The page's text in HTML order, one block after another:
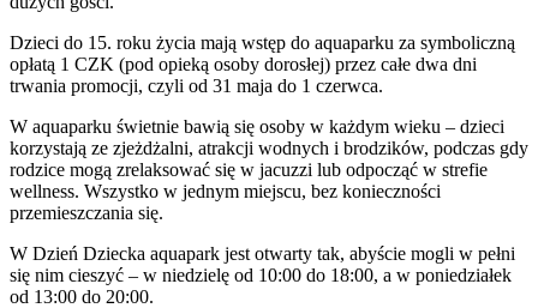
Dzieci do 15. roku życia mają wstęp do aquaparku za symboliczną
opłatą 1 CZK (pod opieką osoby dorosłej) przez całe dwa dni
trwania promocji, czyli od 31 maja do 1 czerwca.
W aquaparku świetnie bawią się osoby w każdym wieku – dzieci
korzystają ze zjeżdżalni, atrakcji wodnych i brodzików, podczas gdy
rodzice mogą zrelaksować się w jacuzzi lub odpocząć w strefie
wellness. Wszystko w jednym miejscu, bez konieczności
przemieszczania się.
W Dzień Dziecka aquapark jest otwarty tak, abyście mogli w pełni
się nim cieszyć – w niedzielę od 10:00 do 18:00, a w poniedziałek
od 13:00 do 20:00.